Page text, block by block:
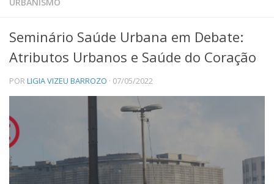
Team
MONITORA-CLUSTERS
Where we are
Português
Seminário Saúde Urbana em Debate:
Atributos Urbanos e Saúde do Coração
PORLIGIA VIZEU BARROZO · 07/05/2022